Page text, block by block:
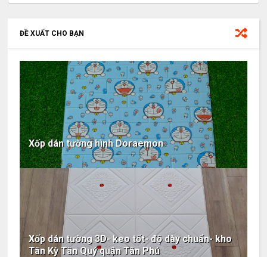
ĐỀ XUẤT CHO BẠN
Xốp dán tường hình Doraemon
Xốp dán tường 3D- keo tốt- độ dày chuẩn- kho
Tân Kỳ Tân Quý quận Tân Phú